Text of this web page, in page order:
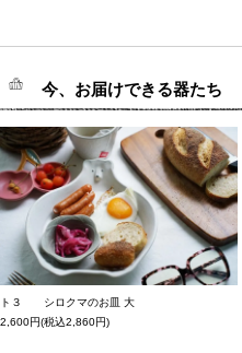
今、お届けできる器たち
ト３ シロクマのお皿 大
2,600円(税込2,860円)